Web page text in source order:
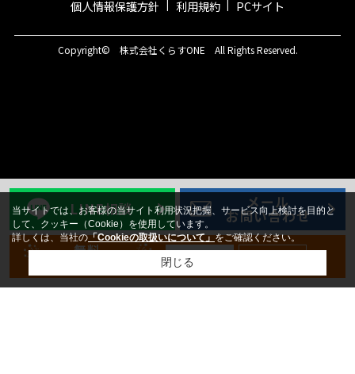
個人情報保護方針 利用規約 PCサイト
LINE相談 メール
お問い合わせ
無料 新規登録
Copyright© 株式会社くらすONE All Rights Reserved.
当サイトでは、お客様の当サイト利用状況把握、サービス向上検討を目的と
して、クッキー（Cookie）を使用しています。
詳しくは、当社の「Cookieの取扱いについて」をご確認ください。
閉じる